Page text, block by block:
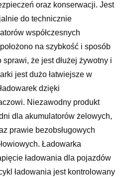
oraz konserwacji. Jest
do technicznie
współczesnych
na szybkość i sposób
że jest dłużej żywotny i
jest dużo łatwiejsze w
dzięki
Niezawodny produkt
dla akumulatorów żelowych,
prawie bezobsługowych
Ładowarka
ładowania dla pojazdów
ładowania jest kontrolowany